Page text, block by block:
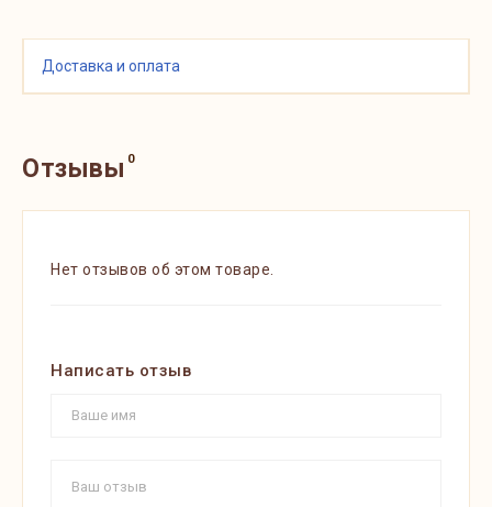
Доставка и оплата
Отзывы 0
Нет отзывов об этом товаре.
Написать отзыв